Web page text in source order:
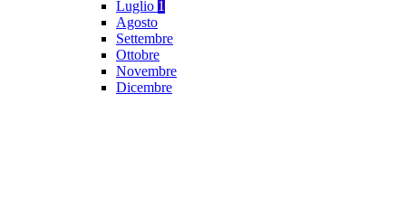
Luglio 1
Agosto
Settembre
Ottobre
Novembre
Dicembre